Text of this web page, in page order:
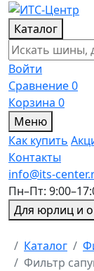
Каталог
Войти
Сравнение0
Корзина 0
Меню
Как купить
Контакты
info@its-
Пн–Пт:
Для юрлиц и
Главная
Каталог
Фильтр